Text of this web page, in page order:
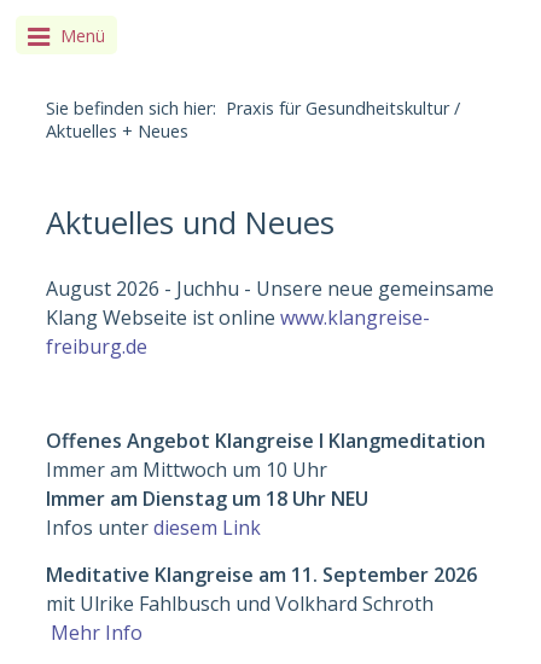
Menü
Sie befinden sich hier: Praxis für Gesundheitskultur /
Aktuelles + Neues
Aktuelles und Neues
August 2026 - Juchhu - Unsere neue gemeinsame
Klang Webseite ist onlinewww.klangreise-
freiburg.de
Offenes Angebot Klangreise I Klangmeditation
Immer am Mittwoch um 10 Uhr
Immer am Dienstag um 18 Uhr NEU
Infos unterdiesem Link
Meditative Klangreise am 11. September 2026
mit Ulrike Fahlbusch und Volkhard Schroth
Mehr Info